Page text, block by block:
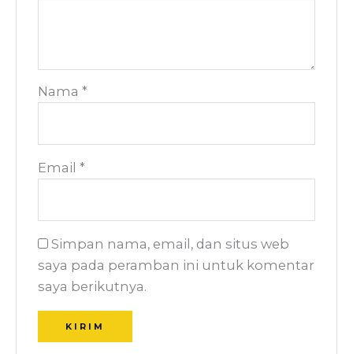
Nama*
Email*
Simpan nama, email, dan situs web
saya pada peramban ini untuk komentar
saya berikutnya.